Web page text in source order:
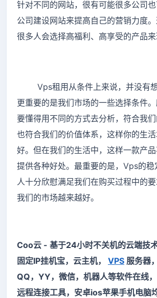
针对不同的网站，很有可能很多公司
公司建设网站来提高自己的营销力度
很多人会选择高福利、高享受的产品来
Vps租用从条件上来说，并没有想
更重要的是我们市场的一些选择条件
要懂得用不同的方式去分析，符合我们
也符合我们的价值体系，这样你的生
好。但在我们的生活中，这样一款产
提供各种好处。最重要的是，Vps的稳
人十分欣慰满足我们在购买过程中的
我们的市场越来越好。
Coo云 - 基于24小时不关机的云端技
固定IP挂机宝，云主机， VPS 服务器
QQ，YY，微信，机器人等软件在线
远程连接工具，安卓ios苹果手机电脑